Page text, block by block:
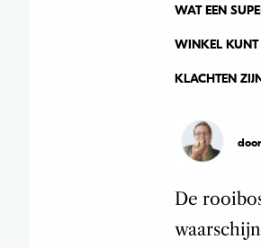
WAT EEN
WINKEL KUNT
KLACHTEN
door
De